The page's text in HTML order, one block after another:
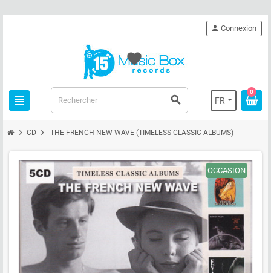
view_headline search FR
person Connexion
0
favorite
chevron_right CD chevron_right THE FRENCH NEW WAVE (TIMELESS CLASSIC ALBUMS)
OCCASION